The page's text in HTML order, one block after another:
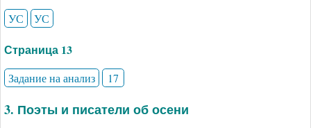
УС УС
Страница 13
Задание на анализ 17
3. Поэты и писатели об осени